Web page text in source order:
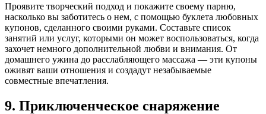
Проявите творческий подход и покажите своему парню,
насколько вы заботитесь о нем, с помощью буклета любовных
купонов, сделанного своими руками. Составьте список
занятий или услуг, которыми он может воспользоваться, когда
захочет немного дополнительной любви и внимания. От
домашнего ужина до расслабляющего массажа — эти купоны
оживят ваши отношения и создадут незабываемые
совместные впечатления.
9. Приключенческое снаряжение